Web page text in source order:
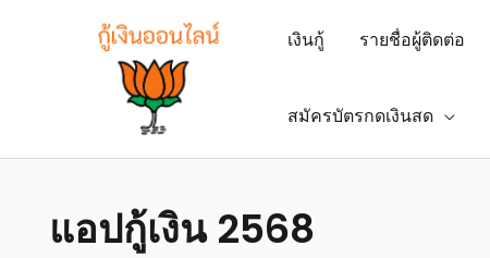
เงินกู้ รายชื่อผู้ติดต่อ
สมัครบัตรกดเงินสด
แอปกู้เงิน 2568